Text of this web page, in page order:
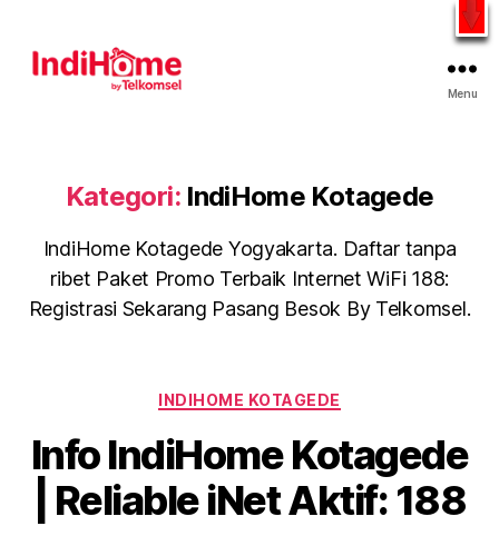
Gratis Pasang Dengan Bayar PDD2 | WiFi 200Rb an By
Menu
Kategori: IndiHome Kotagede
IndiHome Kotagede Yogyakarta. Daftar tanpa
ribet Paket Promo Terbaik Internet WiFi 188:
Registrasi Sekarang Pasang Besok By Telkomsel.
INDIHOME KOTAGEDE
Info IndiHome Kotagede
| Reliable iNet Aktif: 188